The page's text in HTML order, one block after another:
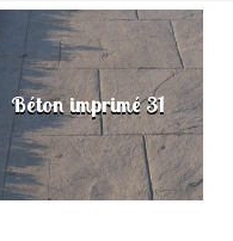
Béton imprimé 31